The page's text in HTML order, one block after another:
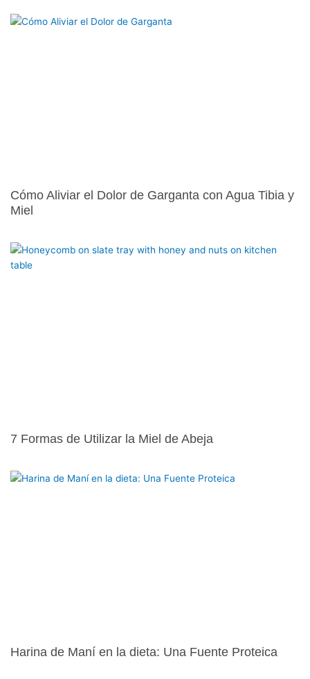
Cómo Aliviar el Dolor de Garganta con Agua Tibia y
Miel
7 Formas de Utilizar la Miel de Abeja
Harina de Maní en la dieta: Una Fuente Proteica